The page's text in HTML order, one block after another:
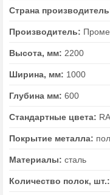
Страна
Производитель:
Высота, мм: 2200
Ширина, мм: 1000
Глубина мм: 600
Стандартные цвета:
Покрытие металла:
Материалы: сталь
Количество полок, шт.: